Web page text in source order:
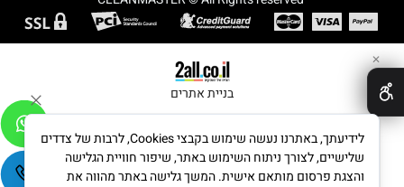
בניית אתרים
✕
לידיעתך, באתרנו נעשה שימוש בקבצי Cookies, לרבות של צדדים
שלישיים, לצורך ניתוח השימוש באתר, שיפור חוויית הגלישה
והצגת פרסום מותאם אישית. המשך גלישה באתר מהווה את